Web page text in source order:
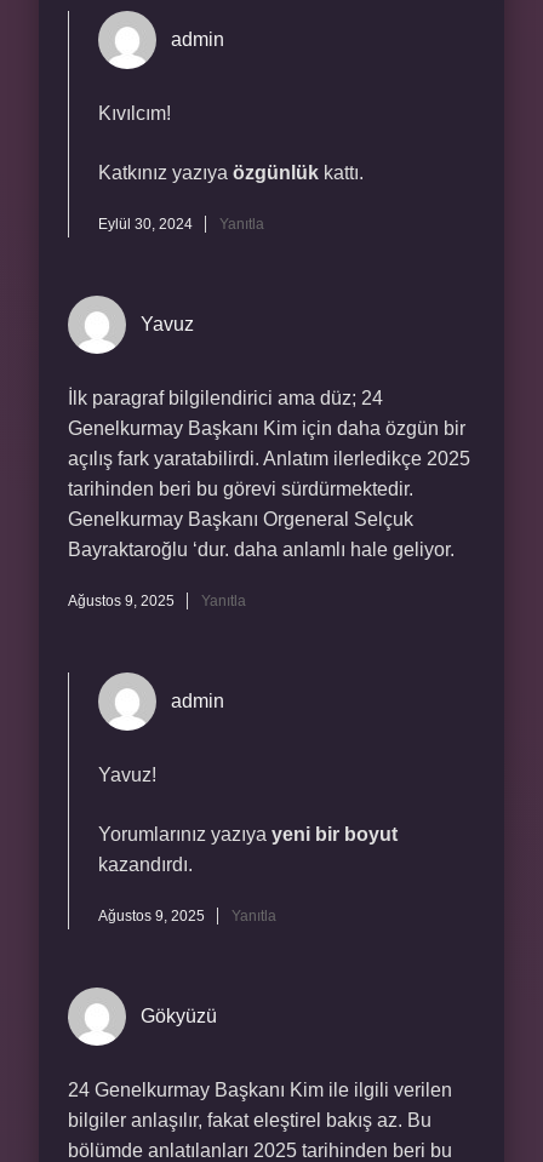
admin
Kıvılcım!
Katkınız yazıya özgünlük kattı.
Eylül 30, 2024 Yanıtla
Yavuz
İlk paragraf bilgilendirici ama düz; 24
Genelkurmay Başkanı Kim için daha özgün bir
açılış fark yaratabilirdi. Anlatım ilerledikçe 2025
tarihinden beri bu görevi sürdürmektedir.
Genelkurmay Başkanı Orgeneral Selçuk
Bayraktaroğlu ‘dur. daha anlamlı hale geliyor.
Ağustos 9, 2025 Yanıtla
admin
Yavuz!
Yorumlarınız yazıya yeni bir boyut
kazandırdı.
Ağustos 9, 2025 Yanıtla
Gökyüzü
24 Genelkurmay Başkanı Kim ile ilgili verilen
bilgiler anlaşılır, fakat eleştirel bakış az. Bu
bölümde anlatılanları 2025 tarihinden beri bu